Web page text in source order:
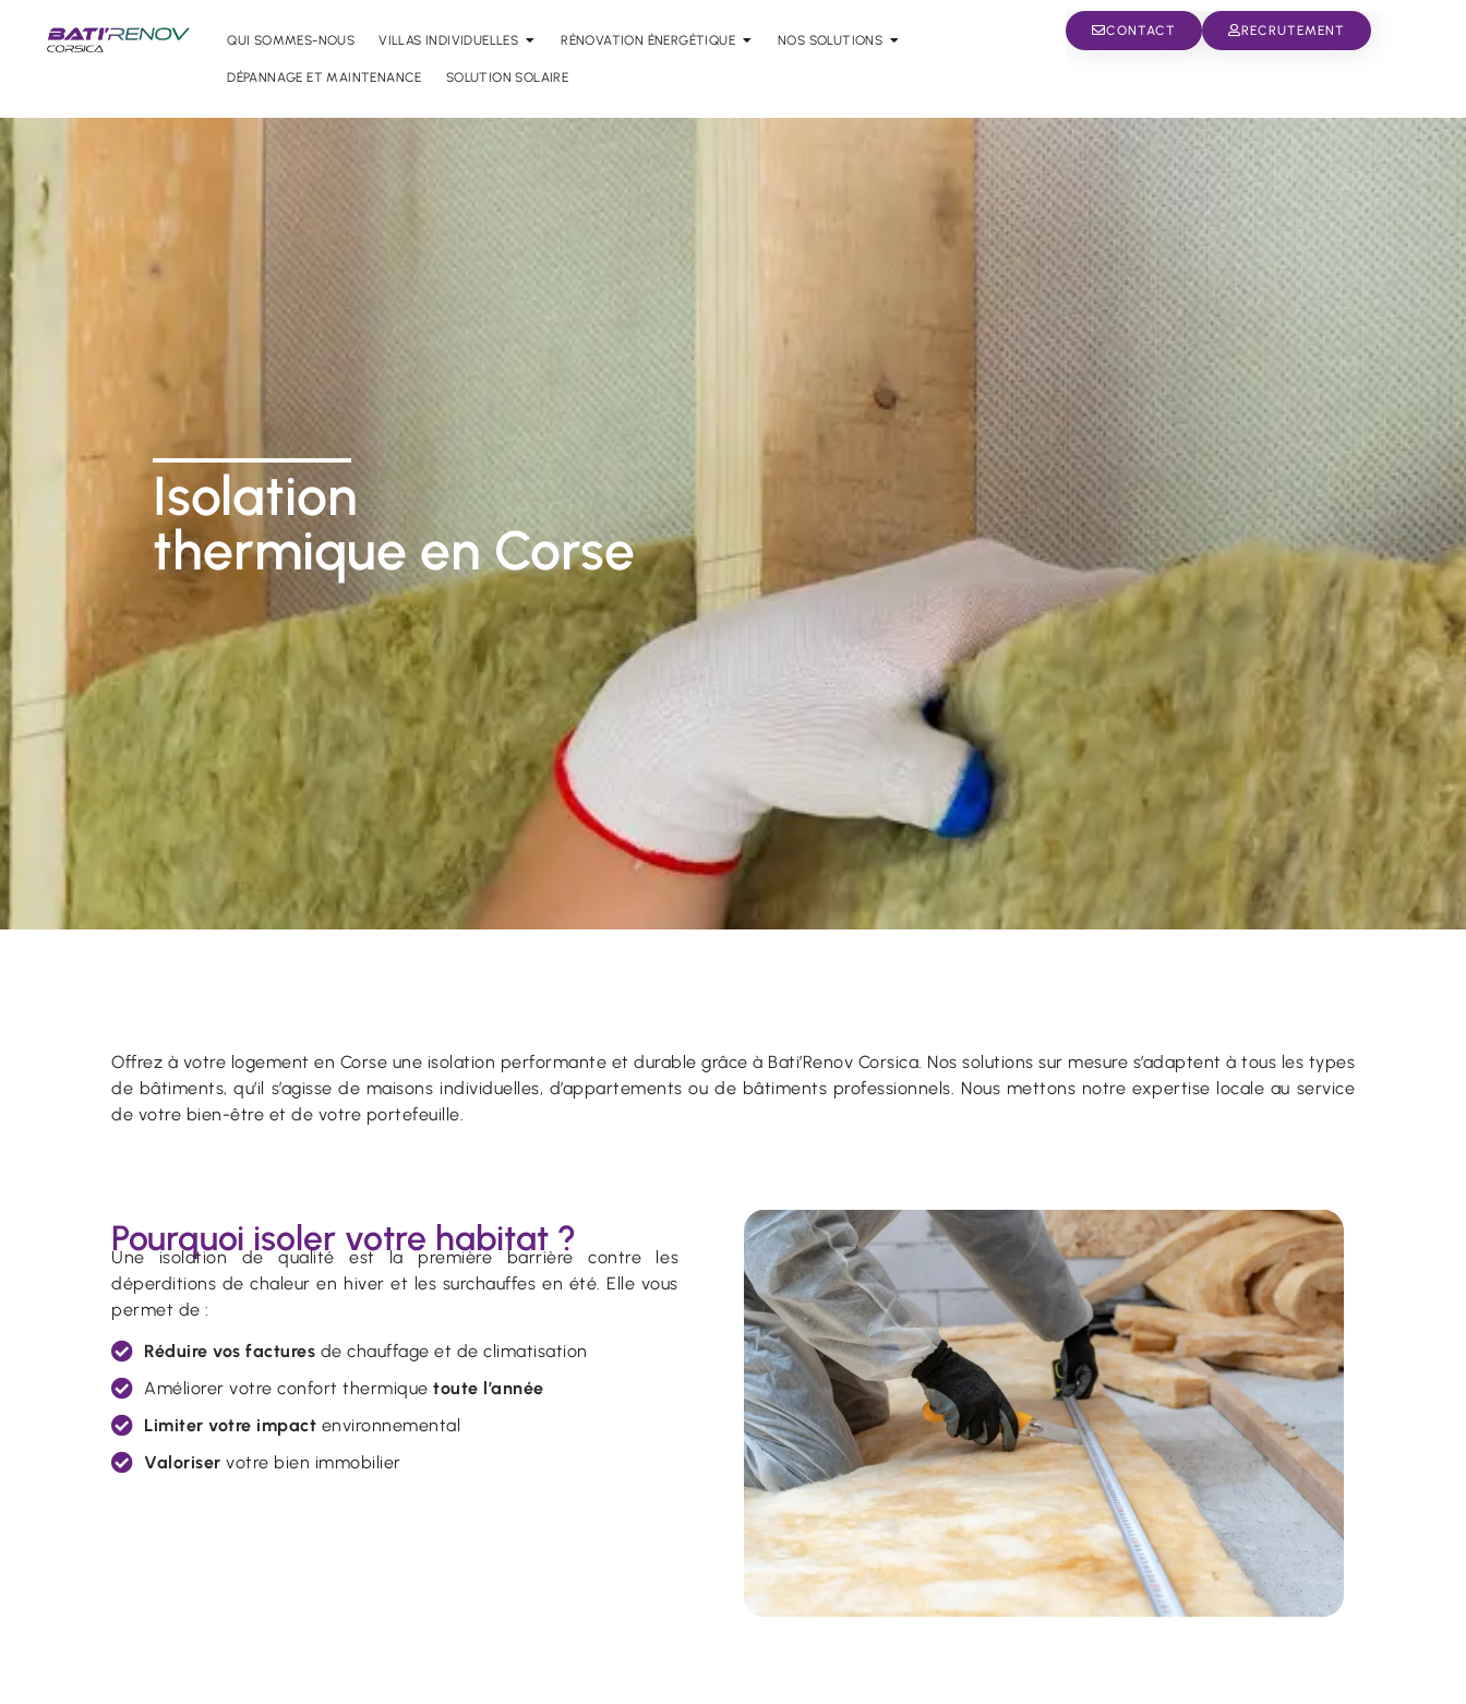
QUI SOMMES-NOUS VILLAS INDIVIDUELLES RÉNOVATION ÉNERGÉTIQUE NOS SOLUTIONS
DÉPANNAGE ET MAINTENANCE SOLUTION SOLAIRE
CONTACT RECRUTEMENT
Isolation
thermique en Corse
Offrez à votre logement en Corse une isolation performante et durable grâce à Bati’Renov Corsica. Nos solutions sur mesure s’adaptent à tous les types
de bâtiments, qu’il s’agisse de maisons individuelles, d’appartements ou de bâtiments professionnels. Nous mettons notre expertise locale au service
de votre bien-être et de votre portefeuille.
Pourquoi isoler votre habitat ?
Une isolation de qualité est la première barrière contre les
déperditions de chaleur en hiver et les surchauffes en été. Elle vous
permet de :
Réduire vos factures de chauffage et de climatisation
Améliorer votre confort thermique toute l’année
Limiter votre impact environnemental
Valoriser votre bien immobilier